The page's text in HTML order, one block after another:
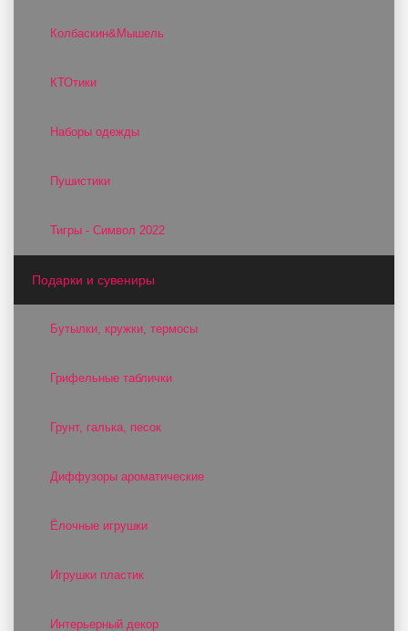
Колбаскин&Мышель
КТОтики
Наборы одежды
Пушистики
Тигры - Символ 2022
Подарки и сувениры
Бутылки, кружки, термосы
Грифельные таблички
Грунт, галька, песок
Диффузоры ароматические
Ёлочные игрушки
Игрушки пластик
Интерьерный декор